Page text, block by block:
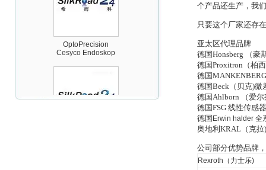
HTO 38 内窥镜
个产品还生产，我
只要这个厂家还存
亚太区代理品牌
德国Honsberg （豪
德国Proxitron（柏
德国
德国Beck（贝克)微
德国Ahlborn （爱
德国FSG 线性传感
德国 Erwin halder 全
奥地利KRAL（克
公司部分优势品牌
Rexroth（力士乐)